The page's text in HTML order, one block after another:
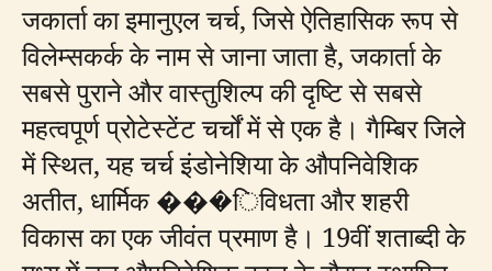
जकार्ता का इमानुएल चर्च, जिसे ऐतिहासिक रूप से
विलेम्सकर्क के नाम से जाना जाता है, जकार्ता के
सबसे पुराने और वास्तुशिल्प की दृष्टि से सबसे
महत्वपूर्ण प्रोटेस्टेंट चर्चों में से एक है। गैम्बिर जिले
में स्थित, यह चर्च इंडोनेशिया के औपनिवेशिक
अतीत, धार्मिक ���िविधता और शहरी
विकास का एक जीवंत प्रमाण है। 19वीं शताब्दी के